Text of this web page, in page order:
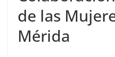
de las
Mérida